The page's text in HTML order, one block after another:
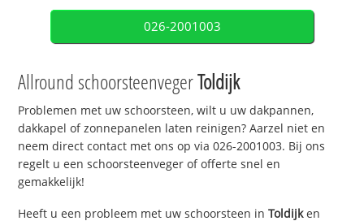
026-2001003
Allround schoorsteenvegerToldijk
Problemen met uw schoorsteen, wilt u uw dakpannen,
dakkapel of zonnepanelen laten reinigen? Aarzel niet en
neem direct contact met ons op via 026-2001003. Bij ons
regelt u een schoorsteenveger of offerte snel en
gemakkelijk!
Heeft u een probleem met uw schoorsteen inToldijken